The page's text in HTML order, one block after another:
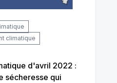
climatique
d'avril 2022 :
sécheresse qui